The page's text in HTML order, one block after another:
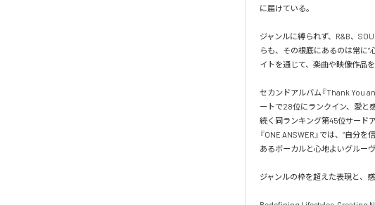
に届けている。
ジャンルに縛られず、R&B、
らも、その根底にあるのは常に
イトを通じて、楽曲や映像作品
セカンドアルバム『Thank You
ートで28位にランクイン、愛と
続く同ランキング第45位サード
『ONE ANSWER』では、“自分
あるボーカルと心地よいグルー
ジャンルの枠を超えた表現と、